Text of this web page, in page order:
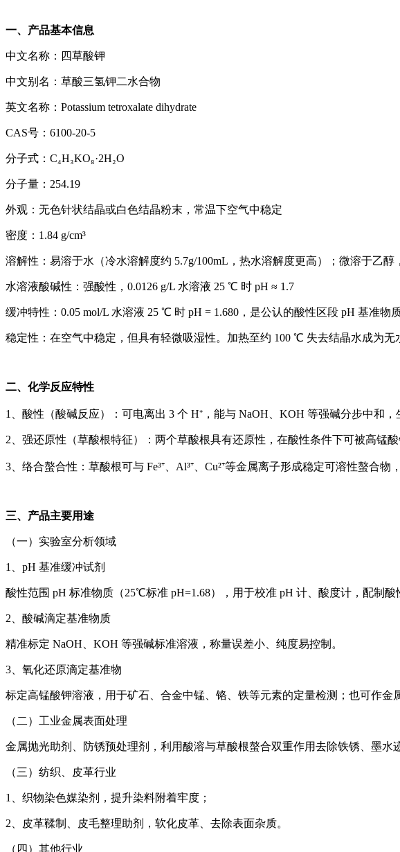
一、产品基本信息
中文名称：四草酸钾
中文别名：草酸三氢钾二水合物
英文名称：Potassium tetroxalate dihydrate
CAS号：6100-20-5
分子式：C₄H₃KO₈·2H₂O
分子量：254.19
外观：无色针状结晶或白色结晶粉末，常温下空气中稳定
密度：1.84 g/cm³
溶解性：易溶于水（冷水溶解度约 5.7g/100mL，热水溶解度更高）；微溶于乙醇
水溶液酸碱性：强酸性，0.0126 g/L 水溶液 25 ℃ 时 pH ≈ 1.7
缓冲特性：0.05 mol/L 水溶液 25 ℃ 时 pH = 1.680，是公认的酸性区段 pH 基准物
稳定性：在空气中稳定，但具有轻微吸湿性。加热至约 100 ℃ 失去结晶水成为无
二、化学反应特性
1、酸性（酸碱反应）：可电离出 3 个 H⁺，能与 NaOH、KOH 等强碱分步中和
2、强还原性（草酸根特征）：两个草酸根具有还原性，在酸性条件下可被高锰
3、络合螯合性：草酸根可与 Fe³⁺、Al³⁺、Cu²⁺等金属离子形成稳定可溶性螯合物
三、产品主要用途
（一）实验室分析领域
1、pH 基准缓冲试剂
酸性范围 pH 标准物质（25℃标准 pH=1.68），用于校准 pH 计、酸度计，配制酸
2、酸碱滴定基准物质
精准标定 NaOH、KOH 等强碱标准溶液，称量误差小、纯度易控制。
3、氧化还原滴定基准物
标定高锰酸钾溶液，用于矿石、合金中锰、铬、铁等元素的定量检测；也可作金
（二）工业金属表面处理
金属抛光助剂、防锈预处理剂，利用酸溶与草酸根螯合双重作用去除铁锈、墨水
（三）纺织、皮革行业
1、织物染色媒染剂，提升染料附着牢度；
2、皮革鞣制、皮毛整理助剂，软化皮革、去除表面杂质。
（四）其他行业